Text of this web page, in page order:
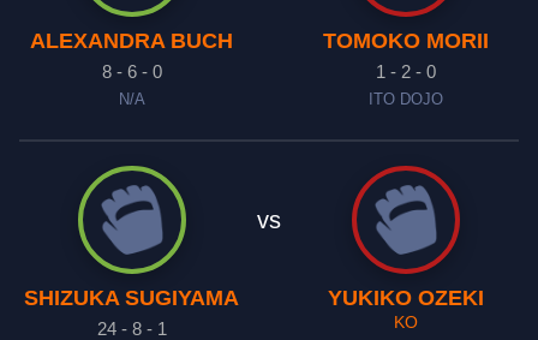
ALEXANDRA BUCH
8 - 6 - 0
N/A
TOMOKO MORII
1 - 2 - 0
ITO DOJO
SHIZUKA SUGIYAMA
24 - 8 - 1
vs
YUKIKO OZEKI
KO